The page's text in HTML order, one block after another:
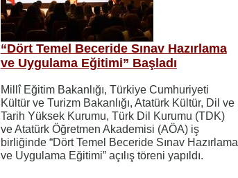
“Dört Temel Beceride Sınav Hazırlama
ve Uygulama Eğitimi” Başladı
Millî Eğitim Bakanlığı, Türkiye Cumhuriyeti
Kültür ve Turizm Bakanlığı, Atatürk Kültür, Dil ve
Tarih Yüksek Kurumu, Türk Dil Kurumu (TDK)
ve Atatürk Öğretmen Akademisi (AÖA) iş
birliğinde “Dört Temel Beceride Sınav Hazırlama
ve Uygulama Eğitimi” açılış töreni yapıldı.